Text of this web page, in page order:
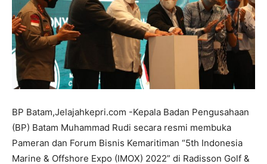
BP Batam,Jelajahkepri.com -Kepala Badan Pengusahaan
(BP) Batam Muhammad Rudi secara resmi membuka
Pameran dan Forum Bisnis Kemaritiman “5th Indonesia
Marine & Offshore Expo (IMOX) 2022” di Radisson Golf &